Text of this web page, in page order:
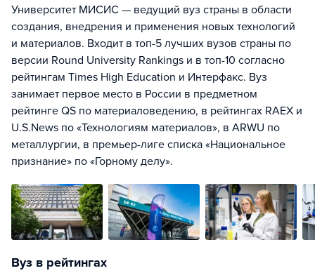
Университет МИСИС — ведущий вуз страны в области
создания, внедрения и применения новых технологий
и материалов. Входит в топ-5 лучших вузов страны по
версии Round University Rankings и в топ-10 согласно
рейтингам Times High Education и Интерфакс. Вуз
занимает первое место в России в предметном
рейтинге QS по материаловедению, в рейтингах RAEX и
U.S.News по «Технологиям материалов», в ARWU по
металлургии, в премьер-лиге списка «Национальное
признание» по «Горному делу».
Вуз в рейтингах